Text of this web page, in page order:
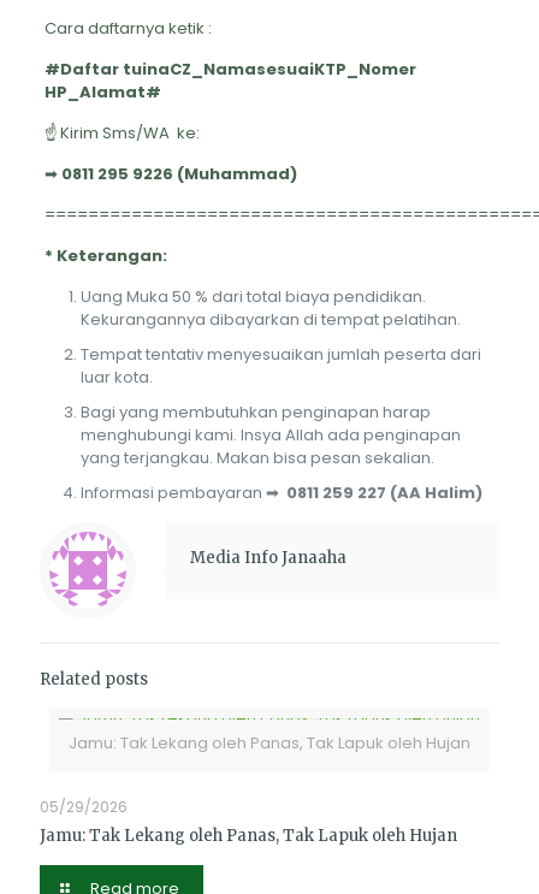
Cara daftarnya ketik :
#Daftar tuinaCZ_NamasesuaiKTP_Nomer
HP_Alamat#
☝ Kirim Sms/WA ke:
➡0811 295 9226 (Muhammad)
* Keterangan:
Uang Muka 50 % dari total biaya pendidikan.
Kekurangannya dibayarkan di tempat pelatihan.
Tempat tentativ menyesuaikan jumlah peserta dari
luar kota.
Bagi yang membutuhkan penginapan harap
menghubungi kami. Insya Allah ada penginapan
yang terjangkau. Makan bisa pesan sekalian.
Informasi pembayaran ➡0811 259 227 (AA Halim)
Media Info Janaaha
Related posts
Jamu: Tak Lekang oleh Panas, Tak Lapuk oleh Hujan
05/29/2026
Jamu: Tak Lekang oleh Panas, Tak Lapuk oleh Hujan
Read more